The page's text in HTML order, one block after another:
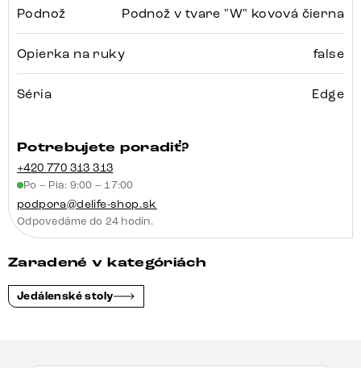
Podnož Podnož v tvare "W" kovová čierna
Opierka na ruky false
Séria Edge
Potrebujete poradiť?
+420 770 313 313
Po – Pia: 9:00 – 17:00
podpora@delife-shop.sk
Odpovedáme do 24 hodín.
Zaradené v kategóriách
Jedálenské stoly